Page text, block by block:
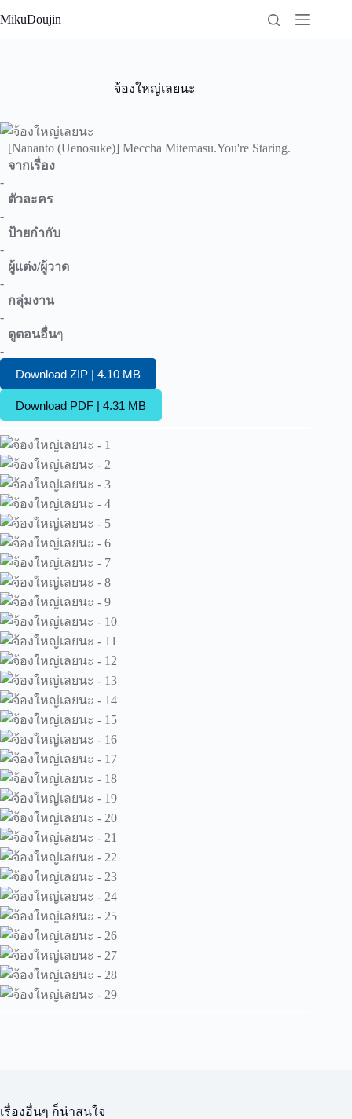
to
MikuDoujin
จ้องใหญ่เลยนะ
[Nananto (Uenosuke)] Meccha Mitemasu.You're Staring.
จากเรื่อง
-
ตัวละคร
-
ป้ายกำกับ
-
ผู้แต่ง/ผู้วาด
-
กลุ่มงาน
-
ดูตอนอื่นๆ
-
Download ZIP | 4.10 MB
Download PDF | 4.31 MB
เรื่องอื่นๆ ก็น่าสนใจ